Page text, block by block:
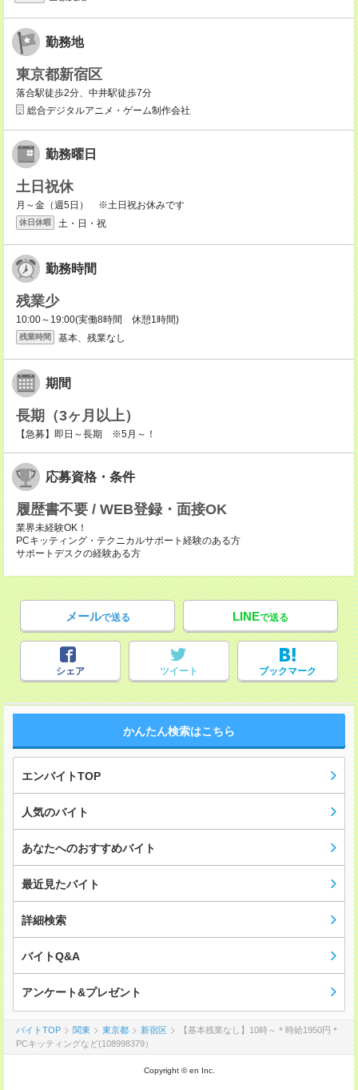
勤務地
東京都新宿区
落合駅徒歩2分、中井駅徒歩7分
総合デジタルアニメ・ゲーム制作会社
勤務曜日
土日祝休
月～金（週5日） ※土日祝お休みです
休日休暇 土・日・祝
勤務時間
残業少
10:00～19:00(実働8時間 休憩1時間)
残業時間 基本、残業なし
期間
長期（3ヶ月以上）
【急募】即日～長期 ※5月～！
応募資格・条件
履歴書不要 / WEB登録・面接OK
業界未経験OK！
PCキッティング・テクニカルサポート経験のある方
サポートデスクの経験ある方
メールで送る LINEで送る
シェア ツイート ブックマーク
かんたん検索はこちら
エンバイトTOP
人気のバイト
あなたへのおすすめバイト
最近見たバイト
詳細検索
バイトQ&A
アンケート&プレゼント
バイトTOP 関東 東京都 新宿区
【基本残業なし】10時～＊時給1950円＊
PCキッティングなど(108998379）
Copyright © en Inc.